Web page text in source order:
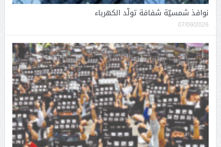
نوافذ شمسيّة شفافة تولّد الكهرباء
07/09/2026